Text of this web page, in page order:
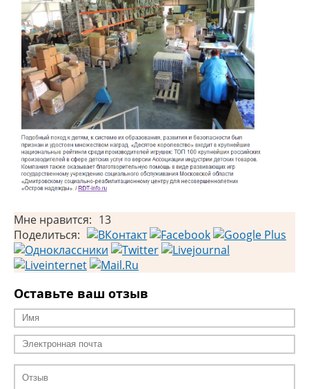
Мне нравится: 13
Поделиться:
Оставьте ваш отзыв